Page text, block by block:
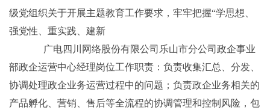
级党组织关于开展主题教育工作要求，牢牢把握“学思想、
强党性、重实践、建新
广电四川网络股份有限公司乐山市分公司政企事业
部政企运营中心经理岗位工作职责：负责收集汇总、分发、
协调处理政企业务运营过程中的问题；负责政企业务相关的
产品孵化、营销、售后等全流程的协调管理和控制风险，包